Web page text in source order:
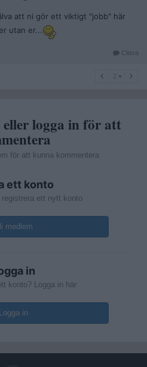
att ni gör ett viktigt "jobb" här
utan er...
Citera
logga in för att
för att kunna kommentera
ett konto
ett nytt konto
medlem
in
konto? Logga in här
Logga in